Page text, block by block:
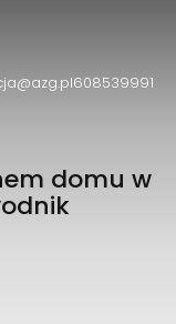
608539991
domu w